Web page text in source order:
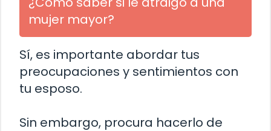
mujer mayor?
Sí, es importante abordar tus
preocupaciones y sentimientos con
tu esposo.
Sin embargo, procura hacerlo de